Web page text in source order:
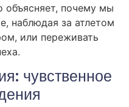
объясняет, почему мы
наблюдая за атлетом
или переживать
чувственное